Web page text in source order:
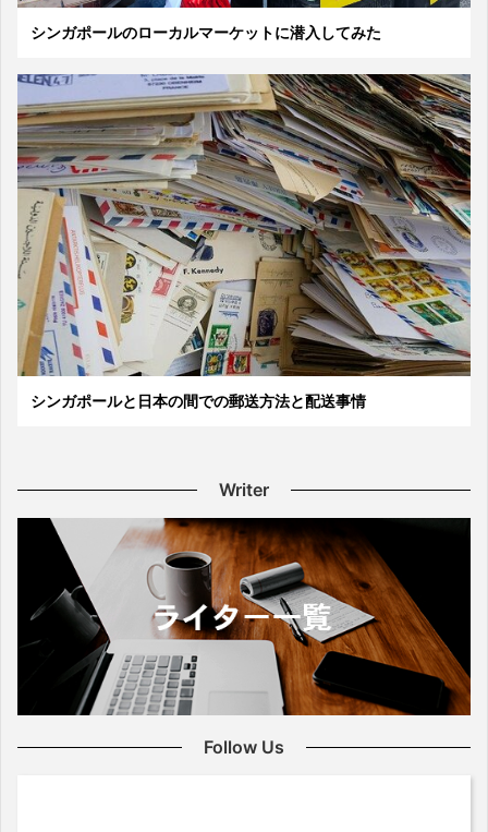
シンガポールのローカルマーケットに潜入してみた
シンガポールと日本の間での郵送方法と配送事情
Writer
Follow Us